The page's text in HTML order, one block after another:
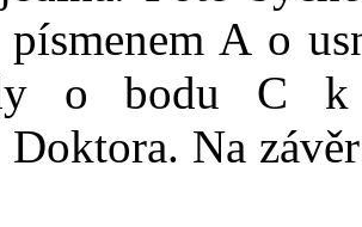
A o
o bodu C k
Doktora. Na